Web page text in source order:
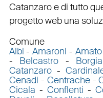
Catanzaro e di tutto
progetto web una
Comune
Albi -Amaroni -Amato
- Belcastro - Borgia
Catanzaro-
Cenadi - Centrache-
Cicala - Conflenti -